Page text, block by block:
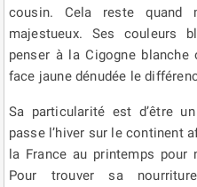
cousin. Cela reste quand
majestueux. Ses couleurs
penser à la Cigogne
face jaune dénudée le
Sa particularité est d’être
passe l’hiver sur le continent
la France au printemps pour
Pour trouver sa